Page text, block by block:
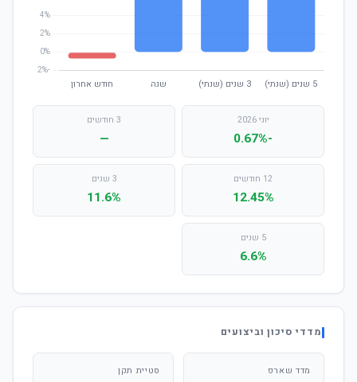
יוני 2026
-0.67%
3 חודשים
—
12 חודשים
12.45%
3 שנים
11.6%
5 שנים
6.6%
מדדי סיכון וביצועים
מדד שארפ סטיית תקן